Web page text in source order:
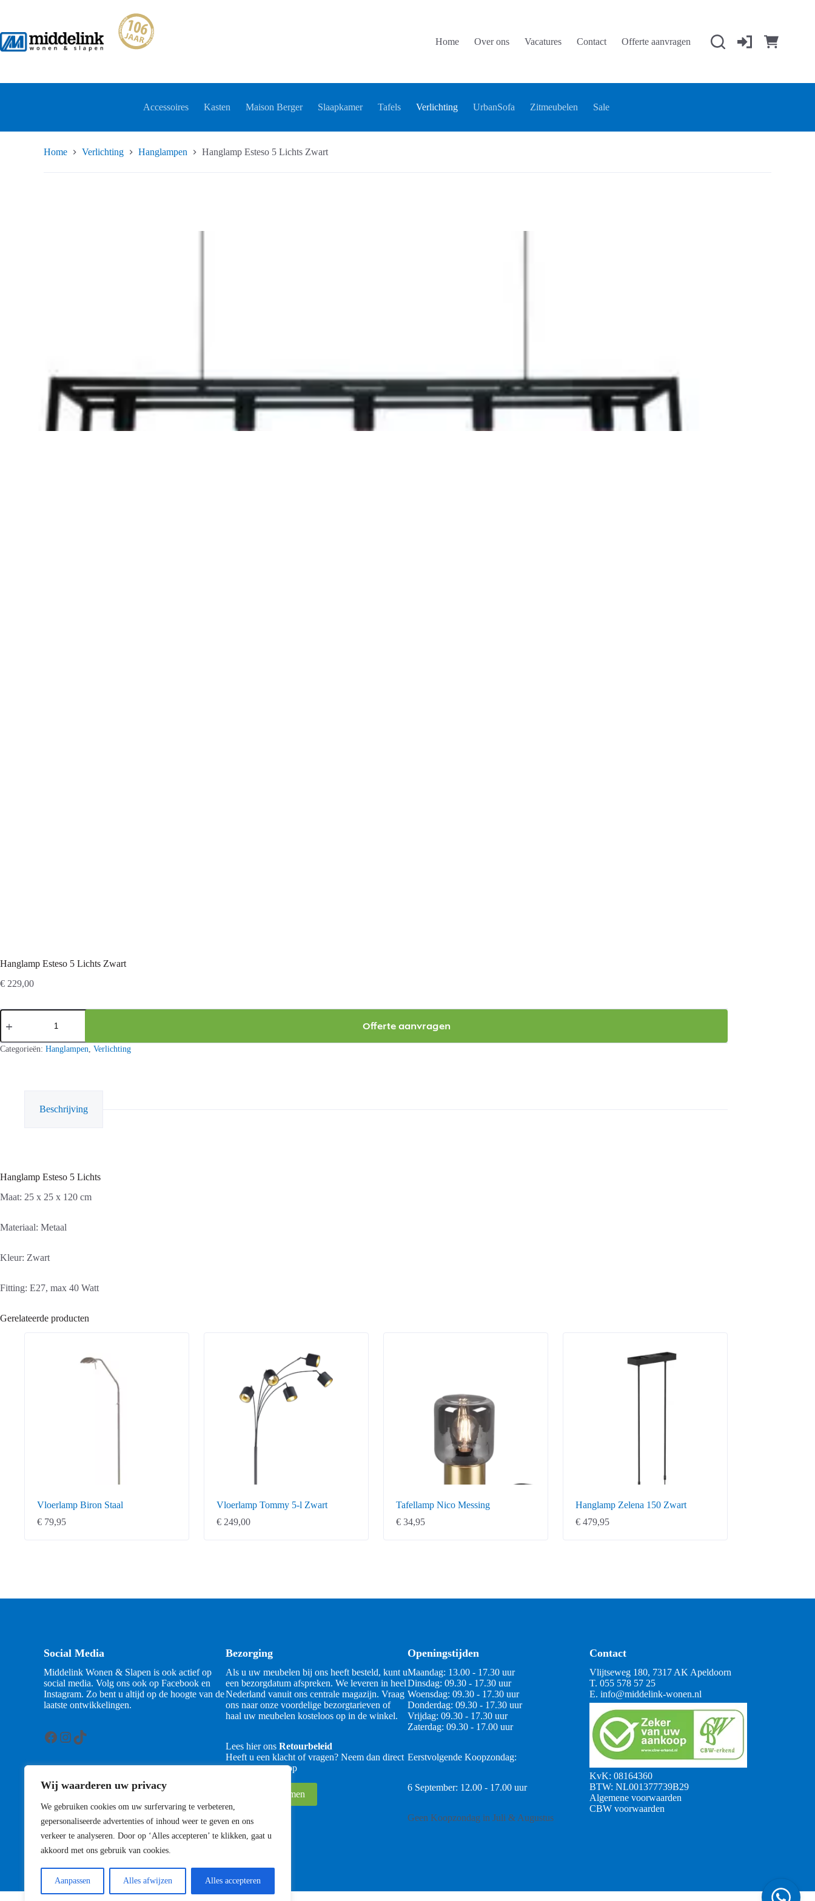
Wij waarderen uw privacy
We gebruiken cookies om uw surfervaring te verbeteren,
gepersonaliseerde advertenties of inhoud weer te geven en ons
verkeer te analyseren. Door op ‘Alles accepteren’ te klikken, gaat u
akkoord met ons gebruik van cookies.
Aanpassen Alles afwijzen Alles accepteren
inhoud
Home Over ons Vacatures Contact Offerte aanvragen
Accessoires Kasten Maison Berger Slaapkamer Tafels Verlichting UrbanSofa Zitmeubelen Sale
Home Verlichting Hanglampen Hanglamp Esteso 5 Lichts Zwart
Hanglamp Esteso 5 Lichts Zwart
€ 229,00
Hanglamp
Esteso
Lichts
Zwart
Offerte aanvragen
Categorieën: Hanglampen, Verlichting
Beschrijving
Hanglamp Esteso 5 Lichts
Maat: 25 x 25 x 120 cm
Materiaal: Metaal
Kleur: Zwart
Fitting: E27, max 40 Watt
Gerelateerde producten
Vloerlamp Biron Staal
€ 79,95
Vloerlamp Tommy 5-l Zwart
€ 249,00
Tafellamp Nico Messing
€ 34,95
Hanglamp Zelena 150 Zwart
€ 479,95
Social Media
Middelink Wonen & Slapen is ook actief op
social media. Volg ons ook op Facebook en
Instagram. Zo bent u altijd op de hoogte van de
laatste ontwikkelingen.
Facebook
Instagram
TikTok
Bezorging
Als u uw meubelen bij ons heeft besteld, kunt u
een bezorgdatum afspreken. We leveren in heel
Nederland vanuit ons centrale magazijn. Vraag
ons naar onze voordelige bezorgtarieven of
haal uw meubelen kosteloos op in de winkel.
Lees hier ons Retourbeleid
Heeft u een klacht of vragen? Neem dan direct
contact met ons op
Contact opnemen
Openingstijden
Maandag: 13.00 - 17.30 uur
Dinsdag: 09.30 - 17.30 uur
Woensdag: 09.30 - 17.30 uur
Donderdag: 09.30 - 17.30 uur
Vrijdag: 09.30 - 17.30 uur
Zaterdag: 09.30 - 17.00 uur
Eerstvolgende Koopzondag:
6 September: 12.00 - 17.00 uur
Geen Koopzondag in Juli & Augustus
Contact
Vlijtseweg 180, 7317 AK Apeldoorn
T. 055 578 57 25
E. info@middelink-wonen.nl
KvK: 08164360
BTW: NL001377739B29
Algemene voorwaarden
CBW voorwaarden